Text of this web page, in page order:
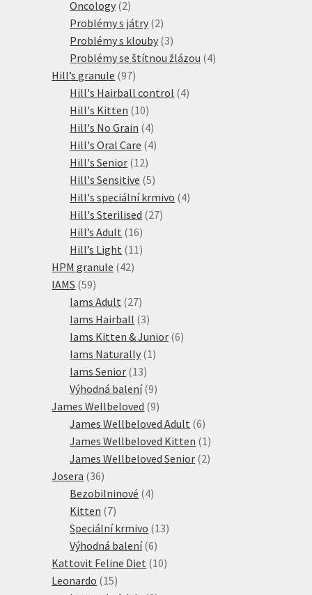
Oncology 22
produkty
Problémy s játry 22
produkty
Problémy s klouby 33
produkty
Problémy se štítnou žlázou 44
Hill’s granule 9797
produktů
Hill's Hairball control 44
Hill's Kitten 1010
produktů
Hill's No Grain 44
produkty
Hill's Oral Care 44
Hill's Senior 1212
produktů
Hill's Sensitive 55
produktů
Hill's speciální krmivo 44
Hill's Sterilised 2727
Hill’s Adult 1616
produktů
Hill’s Light 11 11
HPM granule 4242
IAMS 5959
produktů
Iams Adult 2727
produktů
Iams Hairball 33
produkty
Iams Kitten & Junior 66
Iams Naturally 1 1
Iams Senior 1313
produktů
Výhodná balení 99
produktů
James Wellbeloved 99
produktů
James Wellbeloved Adult 66
produktů
James Wellbeloved Kitten 1 1
produkt
James Wellbeloved Senior 22
Josera 3636
produktů
Bezobilninové 44
Kitten 77
produktů
Speciální krmivo 1313
Výhodná balení 66
produktů
Kattovit Feline Diet 1010
Leonardo 1515